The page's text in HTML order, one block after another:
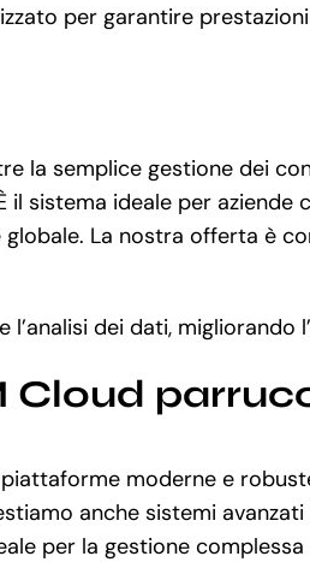
per garantire prestazioni
la semplice gestione dei
sistema ideale per
La nostra offerta è
dei dati, migliorando
Cloud
moderne e
anche sistemi avanzati
per la gestione complessa